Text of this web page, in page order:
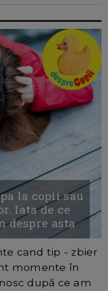
la copii sau
Iata de ce
despre asta
cand tip - zbier
momente în
după ce am